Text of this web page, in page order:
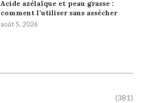
Acide azélaïque et peau grasse :
comment l’utiliser sans assécher
août 5, 2026
(381)